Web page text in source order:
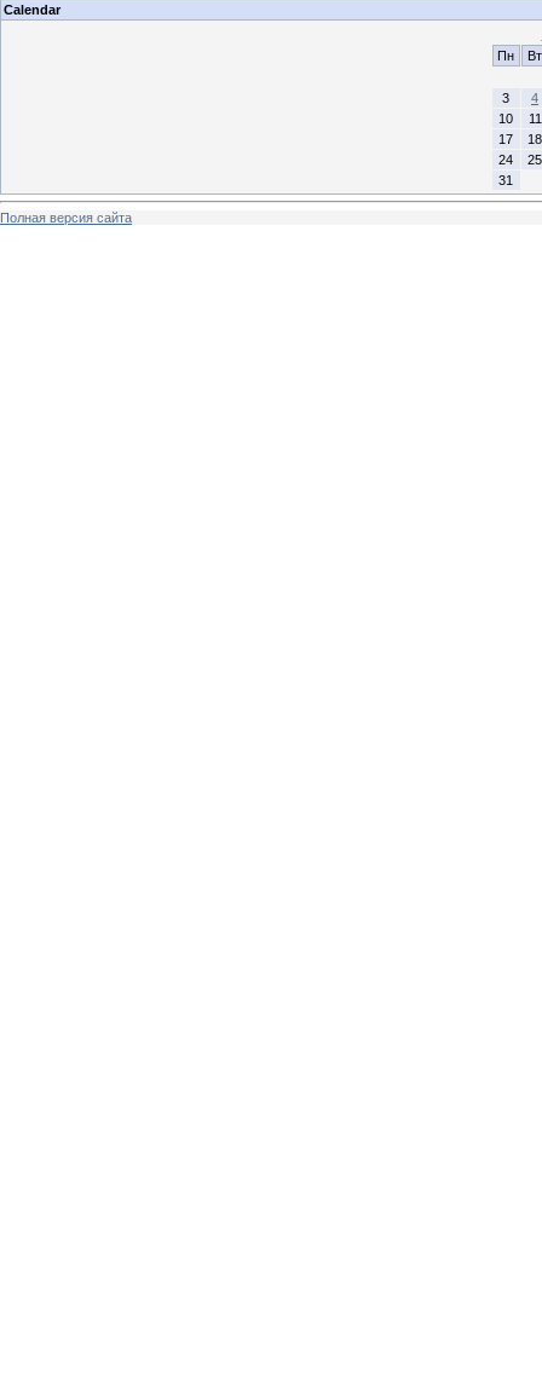
Calendar
Пн
Вт
3
4
10
11
17
18
24
25
31
Полная версия сайта